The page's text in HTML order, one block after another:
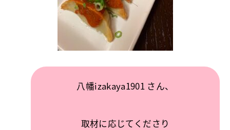
八幡izakaya1901 さん、
取材に応じてくださり